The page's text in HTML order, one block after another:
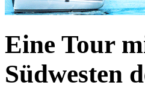
Eine Tour
Südwesten